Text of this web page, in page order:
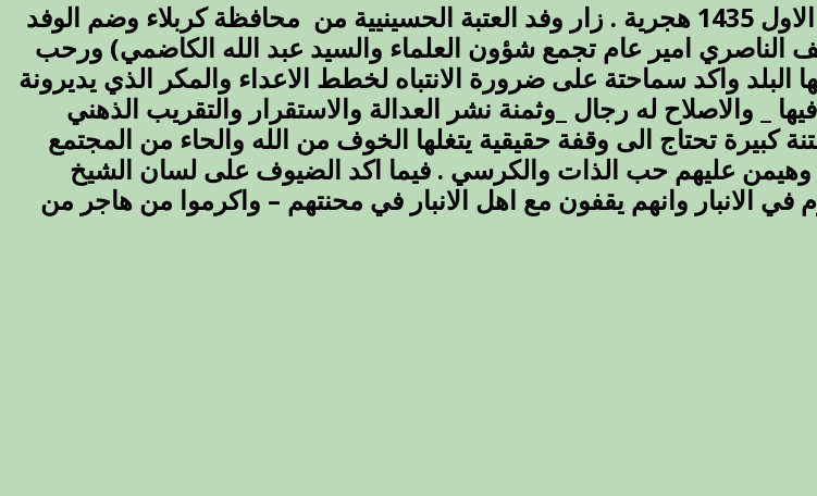
وفد العتبة الحسينية يزور سماحة المفتي اليوم الاثنين 12 ربيع الاول 1435 هجرية . زار وفد العتبة الحسينيية من محافظة كربلاء وضم الوفد
الناصري امير عام تجمع شؤون العلماء والسيد عبد الله الكاضمي) ورحب
البلد واكد سماحتة على ضرورة الانتباه لخطط الاعداء والمكر الذي يديرونة
_ والاصلاح له رجال _وثمنة نشر العدالة والاستقرار والتقريب الذهني
كبيرة تحتاج الى وقفة حقيقية يتغلها الخوف من الله والحاء من المجتمع
وهيمن عليهم حب الذات والكرسي . فيما اكد الضيوف على لسان الشيخ
الانبار وانهم يقفون مع اهل الانبار في محنتهم – واكرموا من هاجر من